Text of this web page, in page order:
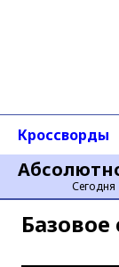
Сегодня
Кроссворды
Базовое